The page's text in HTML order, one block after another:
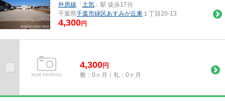
外房線 「 土気 」駅 徒歩17分
千葉県千葉市緑区あすみが丘東 １丁目20-13
4,300円
4,300円
敷：0ヶ月｜礼：0ヶ月